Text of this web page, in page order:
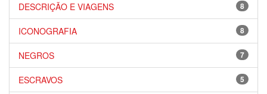
8
DESCRIÇÃO E VIAGENS
8
ICONOGRAFIA
7
NEGROS
5
ESCRAVOS